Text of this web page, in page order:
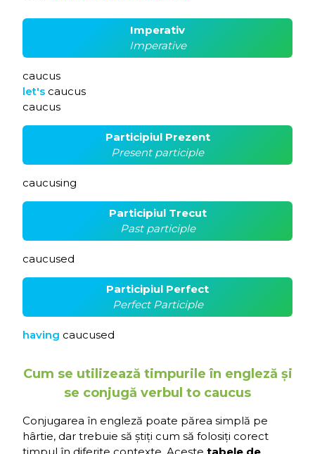
Imperativ
Imperative
caucus
let's caucus
caucus
Participiul Prezent
Present participle
caucusing
Participiul Trecut
Past participle
caucused
Participiul Perfect
Perfect Participle
having caucused
Cum se utilizează timpurile în engleză și
se conjugă verbul to caucus
Conjugarea în engleză poate părea simplă pe
hârtie, dar trebuie să știți cum să folosiți corect